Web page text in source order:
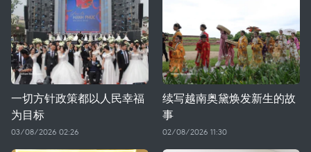
一切方针政策都以人民幸福
为目标
03/08/2026 02:26
续写越南奥黛焕发新生的故
事
02/08/2026 11:30